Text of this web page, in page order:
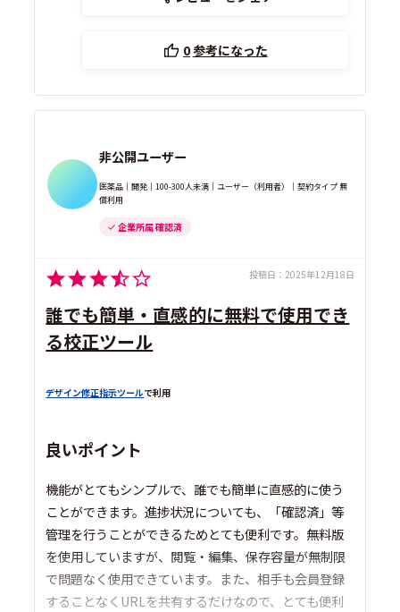
0参考になった
非公開ユーザー
医薬品｜開発｜100-300人未満｜ユーザー（利用者）｜契約タイプ 無
償利用
企業所属 確認済
投稿日： 2025年12月18日
誰でも簡単・直感的に無料で使用でき
る校正ツール
デザイン修正指示ツールで利用
良いポイント
機能がとてもシンプルで、誰でも簡単に直感的に使う
ことができます。進捗状況についても、「確認済」等
管理を行うことができるためとても便利です。無料版
を使用していますが、閲覧・編集、保存容量が無制限
で問題なく使用できています。また、相手も会員登録
することなくURLを共有するだけなので、とても便利